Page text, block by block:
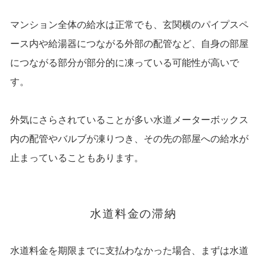
マンション全体の給水は正常でも、玄関横のパイプスペ
ース内や給湯器につながる外部の配管など、自身の部屋
につながる部分が部分的に凍っている可能性が高いで
す。
外気にさらされていることが多い水道メーターボックス
内の配管やバルブが凍りつき、その先の部屋への給水が
止まっていることもあります。
水道料金の滞納
水道料金を期限までに支払わなかった場合、まずは水道